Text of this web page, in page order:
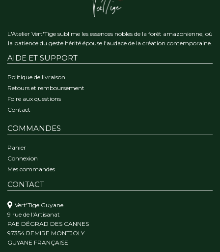
L'Atelier Vert'Tige sublime les essences nobles de la forêt amazonienne, où
la patience du geste hérité épouse l'audace de la création contemporaine.
AIDE ET SUPPORT
Politique de livraison
Retours et remboursement
Foire aux questions
Contact
COMMANDES
Panier
Connexion
Mes commandes
CONTACT
Vert'Tige Guyane
9 rue de l'Artisanat
PAE DÉGRAD DES CANNES
97354 REMIRE MONTJOLY
GUYANE FRANÇAISE